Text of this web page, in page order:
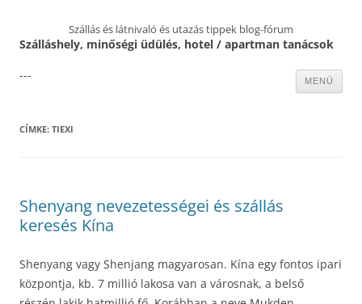
Szállás és látnivaló és utazás tippek blog-fórum
Szálláshely, minőségi üdülés, hotel / apartman tanácsok
MENÜ
---
CÍMKE: TIEXI
Shenyang nevezetességei és szállás
keresés Kína
Shenyang vagy Shenjang magyarosan. Kína egy fontos ipari
központja, kb. 7 millió lakosa van a városnak, a belső